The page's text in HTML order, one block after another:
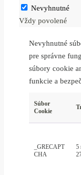
Nevyhnutné
Vždy povolené
Nevyhnutné
pre správne
súbory cookie
funkcie a
Súbor
Cookie
_GRECAPT
CHA
5